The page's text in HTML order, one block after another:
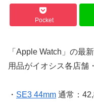
Pocket
「Apple Watch」の最
用品がイオシス各店舗
・ SE3 44mm 通常：